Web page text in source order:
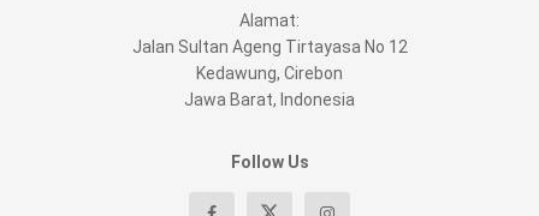
Alamat:
Jalan Sultan Ageng Tirtayasa No 12
Kedawung, Cirebon
Jawa Barat, Indonesia
Follow Us